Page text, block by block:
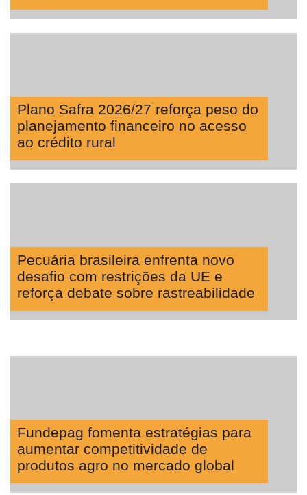
Plano Safra 2026/27 reforça peso do
planejamento financeiro no acesso
ao crédito rural
Pecuária brasileira enfrenta novo
desafio com restrições da UE e
reforça debate sobre rastreabilidade
Fundepag fomenta estratégias para
aumentar competitividade de
produtos agro no mercado global